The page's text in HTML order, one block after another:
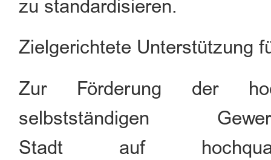
zu standardisieren.
Zielgerichtete Unterstützung
Zur Förderung der
selbstständigen
Stadt auf hoch